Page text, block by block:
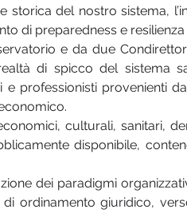
del nostro sistema,
di preparedness e resilienza
e da due
di spicco del sistema
e professionisti provenienti
culturali, sanitari,
disponibile,
dei paradigmi
ordinamento giuridico,